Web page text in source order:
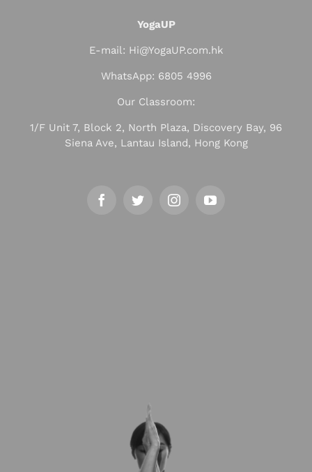
YogaUP
E-mail: Hi@YogaUP.com.hk
WhatsApp: 6805 4996
Our Classroom:
1/F Unit 7, Block 2, North Plaza, Discovery Bay, 96
Siena Ave, Lantau Island, Hong Kong